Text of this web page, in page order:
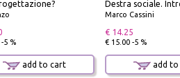
5 %
add to cart
Marco Cassini
€ 14.25
€ 15.00 -5 %
add